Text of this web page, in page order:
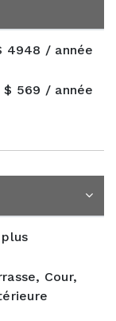
4948 / année
$ 569 / année
Cour,